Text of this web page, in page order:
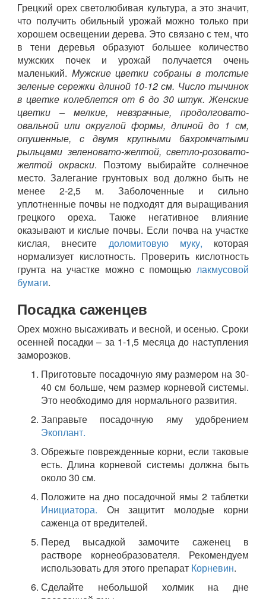
Грецкий орех светолюбивая культура, а это значит,
что получить обильный урожай можно только при
хорошем освещении дерева. Это связано с тем, что
в тени деревья образуют большее количество
мужских почек и урожай получается очень
маленький. Мужские цветки собраны в толстые
зеленые сережки длиной 10-12 см. Число тычинок
в цветке колеблется от 6 до 30 штук. Женские
цветки – мелкие, невзрачные, продолговато-
овальной или округлой формы, длиной до 1 см,
опушенные, с двумя крупными бахромчатыми
рыльцами зеленовато-желтой, светло-розовато-
желтой окраски. Поэтому выбирайте солнечное
место. Залегание грунтовых вод должно быть не
менее 2-2,5 м. Заболоченные и сильно
уплотненные почвы не подходят для выращивания
грецкого ореха. Также негативное влияние
оказывают и кислые почвы. Если почва на участке
кислая, внесите доломитовую муку, которая
нормализует кислотность. Проверить кислотность
грунта на участке можно с помощью лакмусовой
бумаги.
Посадка саженцев
Орех можно высаживать и весной, и осенью. Сроки
осенней посадки – за 1-1,5 месяца до наступления
заморозков.
Приготовьте посадочную яму размером на 30-
40 см больше, чем размер корневой системы.
Это необходимо для нормального развития.
Заправьте посадочную яму удобрением
Экоплант.
Обрежьте поврежденные корни, если таковые
есть. Длина корневой системы должна быть
около 30 см.
Положите на дно посадочной ямы 2 таблетки
Инициатора. Он защитит молодые корни
саженца от вредителей.
Перед высадкой замочите саженец в
растворе корнеобразователя. Рекомендуем
использовать для этого препарат Корневин.
Сделайте небольшой холмик на дне